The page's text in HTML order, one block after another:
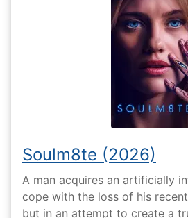
Soulm8te (2026)
A man acquires an artificially
cope with the loss of his
but in an attempt to create a